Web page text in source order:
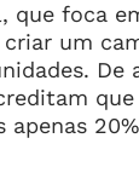
que foca
um
De